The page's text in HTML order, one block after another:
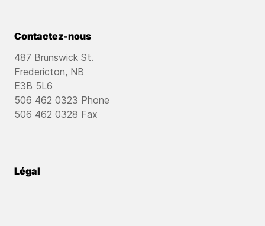
Contactez-nous
487 Brunswick St.
Fredericton, NB
E3B 5L6
506 462 0323 Phone
506 462 0328 Fax
Légal